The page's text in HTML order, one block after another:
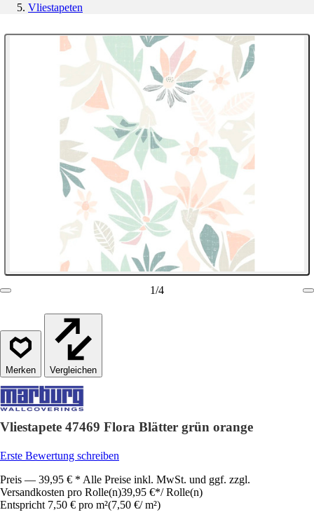
Vliestapeten
1/4
Vergleichen
Vliestapete 47469 Flora Blätter grün orange
Erste Bewertung schreiben
Preis — 39,95 € * Alle Preise inkl. MwSt. und ggf. zzgl.
Versandkosten pro Rolle(n)39,95 €*/ Rolle(n)
Entspricht 7,50 € pro m²(7,50 €/ m²)